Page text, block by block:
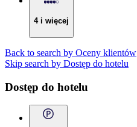
4 i więcej
Back to search by Oceny klientów
Skip search by Dostęp do hotelu
Dostęp do hotelu